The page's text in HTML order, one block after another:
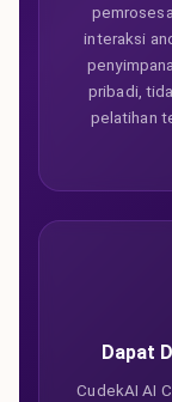
interaksi
pribadi,
pelatihan
Dapat
CudekAI AI